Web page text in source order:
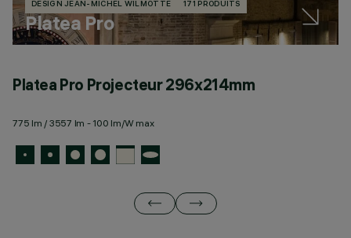
DESIGN JEAN-MICHEL WILMOTTE 171 PRODUITS
Platea Pro
Platea Pro Projecteur 296x214mm
775 lm / 3557 lm - 100 lm/W max